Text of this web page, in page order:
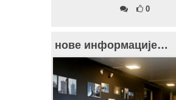
0
нове информације…